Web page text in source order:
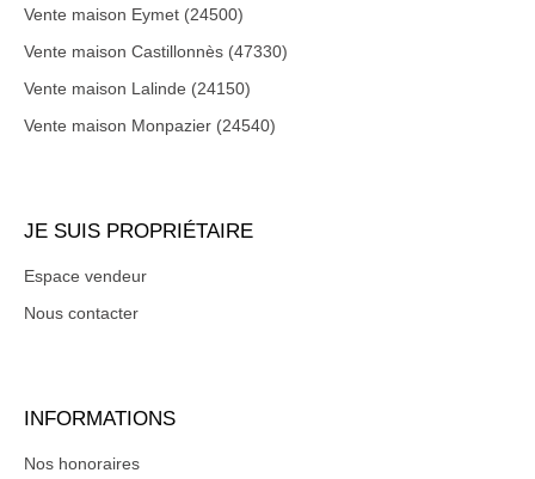
Vente maison Eymet (24500)
Vente maison Castillonnès (47330)
Vente maison Lalinde (24150)
Vente maison Monpazier (24540)
JE SUIS PROPRIÉTAIRE
Espace vendeur
Nous contacter
INFORMATIONS
Nos honoraires